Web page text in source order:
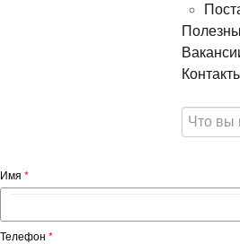
Имя *
Телефон *